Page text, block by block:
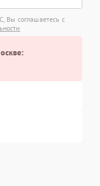
Вы соглашаетесь с